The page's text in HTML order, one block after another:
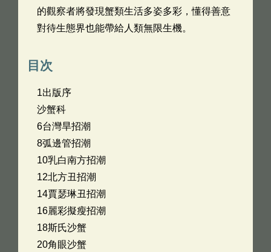
的觀察者將發現蟹類生活多姿多彩，懂得善意
對待生態界也能帶給人類無限生機。
目次
1出版序
沙蟹科
6台灣旱招潮
8弧邊管招潮
10乳白南方招潮
12北方丑招潮
14賈瑟琳丑招潮
16麗彩擬瘦招潮
18斯氏沙蟹
20角眼沙蟹